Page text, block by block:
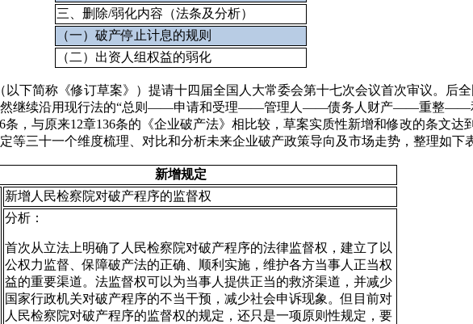
三、删除/弱化内容（法条及分析）
（一）破产停止计息的规则
（二）出资人组权益的弱化
下简称《修订草案》）提请十四届全国人大常委会第十七次会议首次审议。后
虽然继续沿用现行法的“总则——申请和受理——管理人——债务人财产——重
，与原来12章136条的《企业破产法》相比较，草案实质性新增和修改的条文达
等三十一个维度梳理、对比和分析未来企业破产政策导向及市场走势，整理如下
新增规定
新增人民检察院对破产程序的监督权
分析：
首次从立法上明确了人民检察院对破产程序的法律监督权，建立了以
公权力监督、保障破产法的正确、顺利实施，维护各方当事人正当权
益的重要渠道。法监督权可以为当事人提供正当的救济渠道，并减少
国家行政机关对破产程序的不当干预，减少社会申诉现象。但目前对
人民检察院对破产程序的监督权的规定，还只是一项原则性规定，要